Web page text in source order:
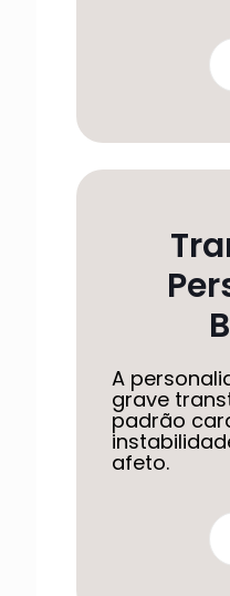
A
grave
padrão
afeto.